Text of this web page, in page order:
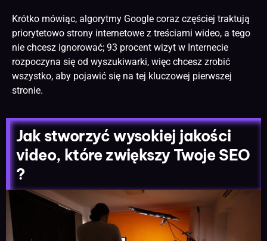
Krótko mówiąc, algorytmy Google coraz częściej traktują
priorytetowo strony internetowe z treściami wideo, a tego
nie chcesz ignorować; 93 procent wizyt w Internecie
rozpoczyna się od wyszukiwarki, więc chcesz zrobić
wszystko, aby pojawić się na tej kluczowej pierwszej
stronie.
Jak stworzyć wysokiej jakości
video, które zwiększy Twoje SEO
?